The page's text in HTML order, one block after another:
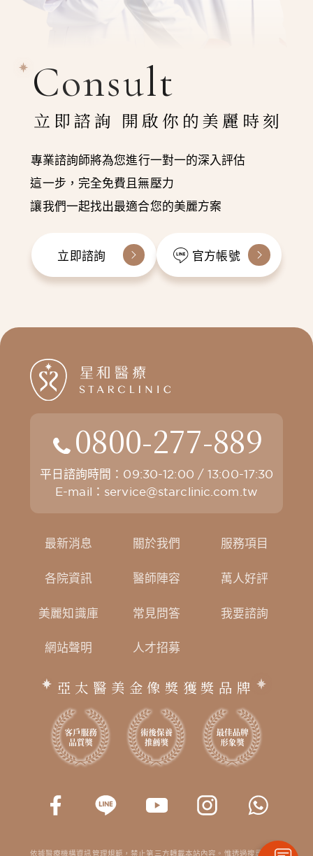
Consult
立即諮詢 開啟你的美麗時刻
專業諮詢師將為您進行一對一的深入評估
這一步，完全免費且無壓力
讓我們一起找出最適合您的美麗方案
立即諮詢 官方帳號
0800-277-889
平日諮詢時間：09:30-12:00 / 13:00-17:30
E-mail： service@starclinic.com.tw
最新消息 關於我們 服務項目
各院資訊 醫師陣容 萬人好評
美麗知識庫 常見問答 我要諮詢
網站聲明 人才招募
亞太醫美金像獎獲獎品牌
依據醫療機構資訊管理規範，禁止第三方轉載本站內容。惟透過搜尋